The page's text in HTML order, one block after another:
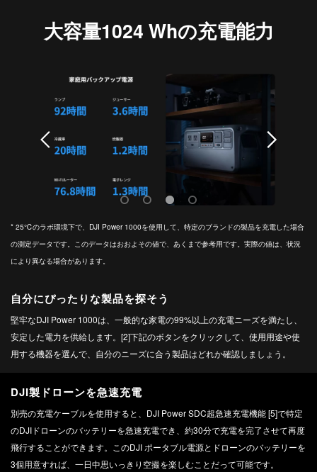
DJI GOGGLES N3
DJI GOGGLES 2
DJI RC MOTION 2
大容量1024 Whの充電能力
* 25℃のラボ環境下で、DJI Power 1000を使用して、特定のブランドの製品を充電した場合
の測定データです。このデータはおおよその値で、あくまで参考用です。実際の値は、状況
により異なる場合があります。
自分にぴったりな製品を探そう
堅牢なDJI Power 1000は、一般的な家電の99%以上の充電ニーズを満たし、
安定した電力を供給します。‌‌‌[2]‌下記のボタンをクリックして、使用用途や使
用する機器を選んで、自分のニーズに合う製品はどれか確認しましょう。
DJI製ドローンを急速充電
別売の充電ケーブルを使用すると、DJI Power SDC超急速充電機能 [5]で特定
のDJIドローンのバッテリーを急速充電でき、約30分で充電を完了させて再度
飛行することができます。このDJI ポータブル電源とドローンのバッテリーを
3個用意すれば、一日中思いっきり空撮を楽しむことだって可能です。